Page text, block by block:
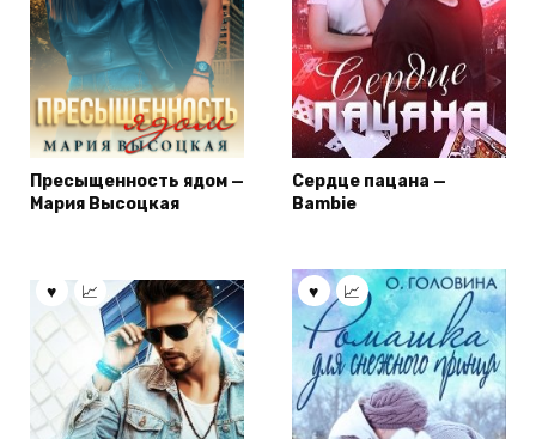
Пресыщенность ядом —
Мария Высоцкая
Сердце пацана —
Bambie